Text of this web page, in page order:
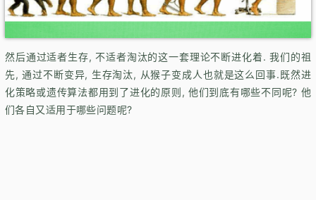
然后通过适者生存, 不适者淘汰的这一套理论不断进化着. 我们的祖
先, 通过不断变异, 生存淘汰, 从猴子变成人也就是这么回事.既然进
化策略或遗传算法都用到了进化的原则, 他们到底有哪些不同呢? 他
们各自又适用于哪些问题呢?